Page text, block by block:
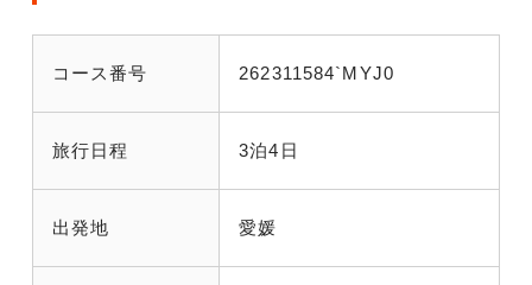
コース番号 262311584`MYJ0
旅行日程 3泊4日
出発地 愛媛